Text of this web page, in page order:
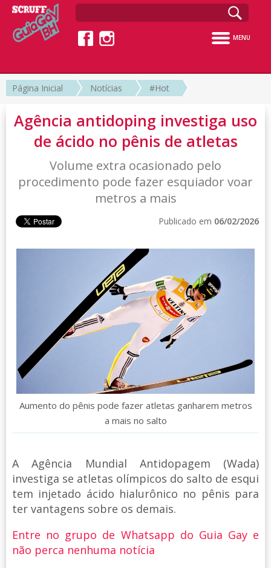
MENU
Página Inicial Notícias #Hot
Agência antidoping investiga uso
de ácido no pênis de atletas
Volume extra ocasionado pelo
procedimento pode fazer esquiador voar
metros a mais
Publicado em 06/02/2026
Aumento do pênis pode fazer atletas ganharem metros
a mais no salto
A Agência Mundial Antidopagem (Wada)
investiga se atletas olímpicos do salto de esqui
tem injetado ácido hialurônico no pênis para
ter vantagens sobre os demais.
Entre no grupo de Whatsapp do Guia Gay e
não perca nenhuma notícia